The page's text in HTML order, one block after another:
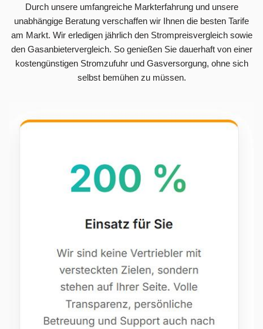
Durch unsere umfangreiche Markterfahrung und unsere
unabhängige Beratung verschaffen wir Ihnen die besten Tarife
am Markt. Wir erledigen jährlich den Strompreisvergleich sowie
den Gasanbietervergleich. So genießen Sie dauerhaft von einer
kostengünstigen Stromzufuhr und Gasversorgung, ohne sich
selbst bemühen zu müssen.